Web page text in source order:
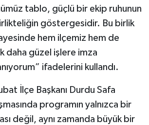
tablo, güçlü bir ekip ruhunun
göstergesidir. Bu birlik
hem ilçemiz hem de
daha güzel işlere imza
ifadelerini kullandı.
İlçe Başkanı Durdu Safa
programın yalnızca bir
değil, aynı zamanda büyük bir